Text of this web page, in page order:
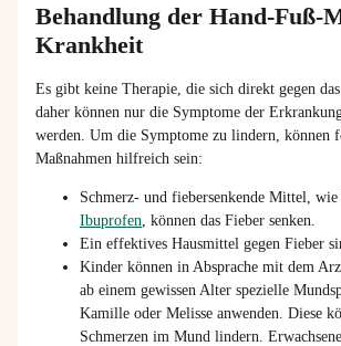
Behandlung der Hand-Fuß-
Krankheit
Es gibt keine Therapie, die sich direkt gegen
daher können nur die Symptome der
werden. Um die Symptome zu lindern, können
Maßnahmen hilfreich sein:
Schmerz- und fiebersenkende Mittel, wie
Ibuprofen , können das Fieber senken.
Ein effektives Hausmittel gegen Fieber
Kinder können in Absprache mit dem
ab einem gewissen Alter spezielle
Kamille oder Melisse anwenden. Diese
Schmerzen im Mund lindern.